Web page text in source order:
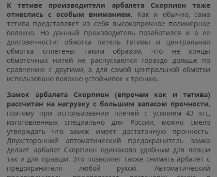
К тетиве производители арбалета Скорпион тоже
отнеслись с особым вниманием. Как и обычно, сама
тетива представляет из себя высокопрочное полимерное
волокно. Но данный производитель позаботился и о её
долговечности: обмотка петель тетивы и центральная
обмотка сплетены таким образом, что не концы
обмоточных нитей не распускаются гораздо дольше по
сравнению с другими, а для самой центральной обмотки
использовано волокно устойчивое к трению.
Замок арбалета Скорпион (впрочем как и тетива)
рассчитан на нагрузку с большим запасом прочности,
поэтому при использовании плечей с усилием 43 кгс,
изготовленных специально для России, можно смело
утверждать что замок имеет достаточную прочность.
Двухсторонний автоматический предохранитель замка
делает арбалет Скорпион одинаково удобным для левши
так и для правши. Это позволяет также снимать арбалет с
предохранителя любой рукой. Автоматический